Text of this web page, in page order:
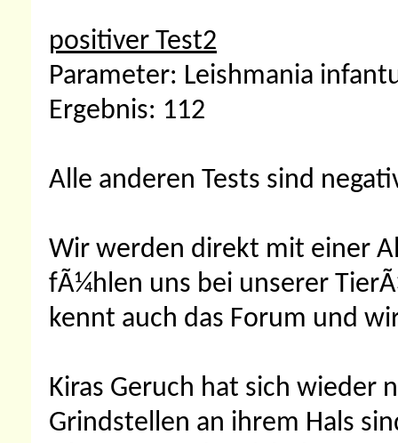
positiver Test2
Parameter: Leishmania
Ergebnis: 112
Alle anderen Tests sind
Wir werden direkt mit einer
fÃ¼hlen uns bei unserer
kennt auch das Forum und
Kiras Geruch hat sich wieder
Grindstellen an ihrem Hals